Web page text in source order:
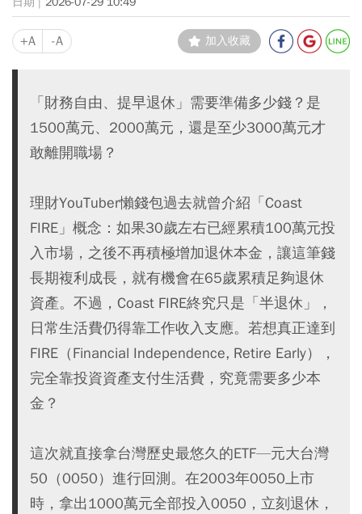
+A -A 加入收藏
「財務自由、提早退休」需要準備多少錢？是
1500萬元、2000萬元，還是至少3000萬元才
敢離開職場？
理財YouTuber懶錢包過去就曾介紹「Coast
FIRE」概念：如果30歲左右已經累積100萬元投
入市場，之後不再積極增加退休本金，讓這筆錢
長期複利成長，就有機會在65歲累積足夠退休
資產。不過，Coast FIRE終究只是「半退休」，
日常生活費仍得靠工作收入支應。若想真正達到
FIRE（Financial Independence, Retire Early），
完全靠投資資產支付生活費，究竟需要多少本
金？
這次就直接拿台灣歷史最悠久的ETF—元大台灣
50（0050）進行回測。在2003年0050上市
時，拿出1000萬元全部投入0050，立刻退休，